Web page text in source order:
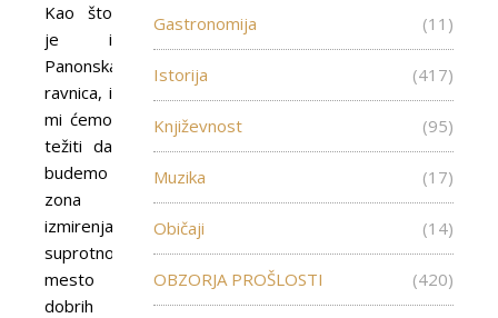
Kao što
je i
Panonska
ravnica, i
mi ćemo
težiti da
budemo
zona
izmirenja
suprotnosti,
mesto
dobrih
Gastronomija (11)
Istorija (417)
Književnost (95)
Muzika (17)
Običaji (14)
OBZORJA PROŠLOSTI (420)